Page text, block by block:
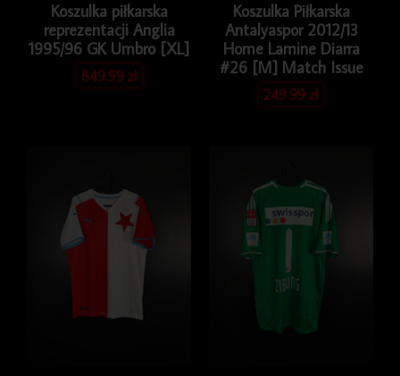
Koszulka piłkarska
reprezentacji Anglia
1995/96 GK Umbro [XL]
849.99zł
Koszulka Piłkarska
Antalyaspor 2012/13
Home Lamine Diarra
#26 [M] Match Issue
249.99zł